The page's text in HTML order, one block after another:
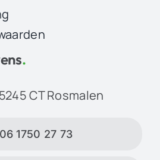
.
CT Rosmalen
06 1750 27 73